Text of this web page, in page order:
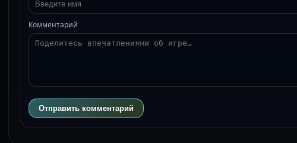
Комментарий
Отправить комментарий